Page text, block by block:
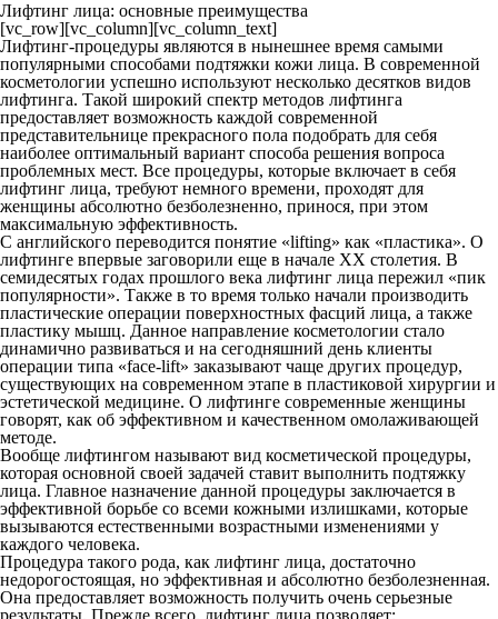
Лифтинг лица: основные преимущества
[vc_row][vc_column][vc_column_text]
Лифтинг-процедуры являются в нынешнее время самыми
популярными способами подтяжки кожи лица. В современной
косметологии успешно используют несколько десятков видов
лифтинга. Такой широкий спектр методов лифтинга
предоставляет возможность каждой современной
представительнице прекрасного пола подобрать для себя
наиболее оптимальный вариант способа решения вопроса
проблемных мест. Все процедуры, которые включает в себя
лифтинг лица, требуют немного времени, проходят для
женщины абсолютно безболезненно, принося, при этом
максимальную эффективность.
С английского переводится понятие «lifting» как «пластика». О
лифтинге впервые заговорили еще в начале ХХ столетия. В
семидесятых годах прошлого века лифтинг лица пережил «пик
популярности». Также в то время только начали производить
пластические операции поверхностных фасций лица, а также
пластику мышц. Данное направление косметологии стало
динамично развиваться и на сегодняшний день клиенты
операции типа «face-lift» заказывают чаще других процедур,
существующих на современном этапе в пластиковой хирургии и
эстетической медицине. О лифтинге современные женщины
говорят, как об эффективном и качественном омолаживающей
методе.
Вообще лифтингом называют вид косметической процедуры,
которая основной своей задачей ставит выполнить подтяжку
лица. Главное назначение данной процедуры заключается в
эффективной борьбе со всеми кожными излишками, которые
вызываются естественными возрастными изменениями у
каждого человека.
Процедура такого рода, как лифтинг лица, достаточно
недорогостоящая, но эффективная и абсолютно безболезненная.
Она предоставляет возможность получить очень серьезные
результаты. Прежде всего, лифтинг лица позволяет: